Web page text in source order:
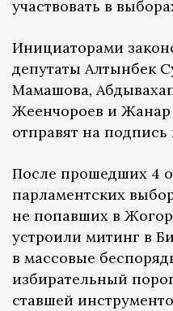
участвовать в
Инициаторами
депутаты Алтынбек
Мамашова,
Жеенчороев и Жанар
отправят на подпись
После прошедших 4
парламентских
не попавших в
устроили митинг в
в массовые
избирательный
ставшей